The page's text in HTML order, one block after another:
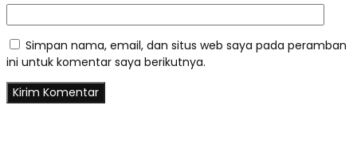
Simpan nama, email, dan situs web saya pada peramban
ini untuk komentar saya berikutnya.